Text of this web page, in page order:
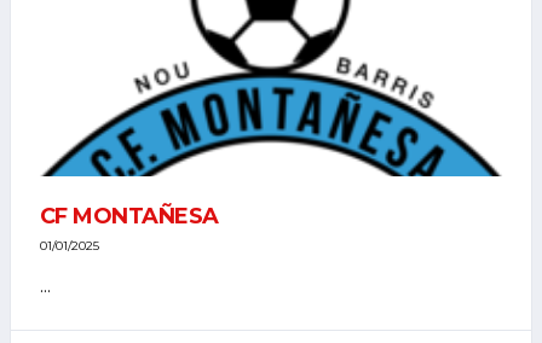
CF MONTAÑESA
01/01/2025
...